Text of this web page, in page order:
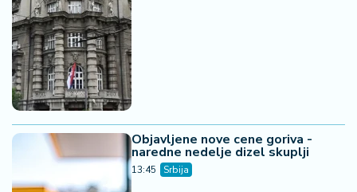
Objavljene nove cene goriva -
naredne nedelje dizel skuplji
13:45 Srbija